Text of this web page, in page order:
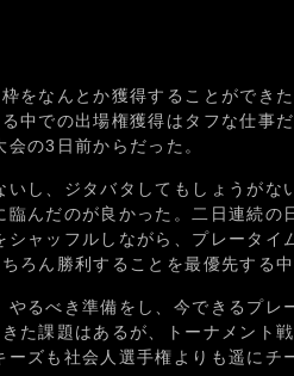
をなんとか獲得することができ
中での出場権獲得はタフな仕事
の3日前からだった。
いし、ジタバタしてもしょうがな
臨んだのが良かった。二日連続の
シャッフルしながら、プレータイ
ろん勝利することを最優先する
やるべき準備をし、今できるプレ
た課題はあるが、トーナメント
ーズも社会人選手権よりも遥にチ